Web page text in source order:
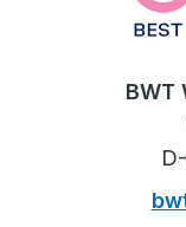
BWT